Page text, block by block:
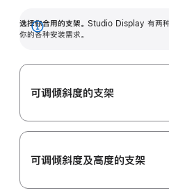
选择你合用的支架。 Studio Display 有两种
你的各种安装需求。
展
可调倾斜度的支架
可调倾斜度及高‍度的支‍架